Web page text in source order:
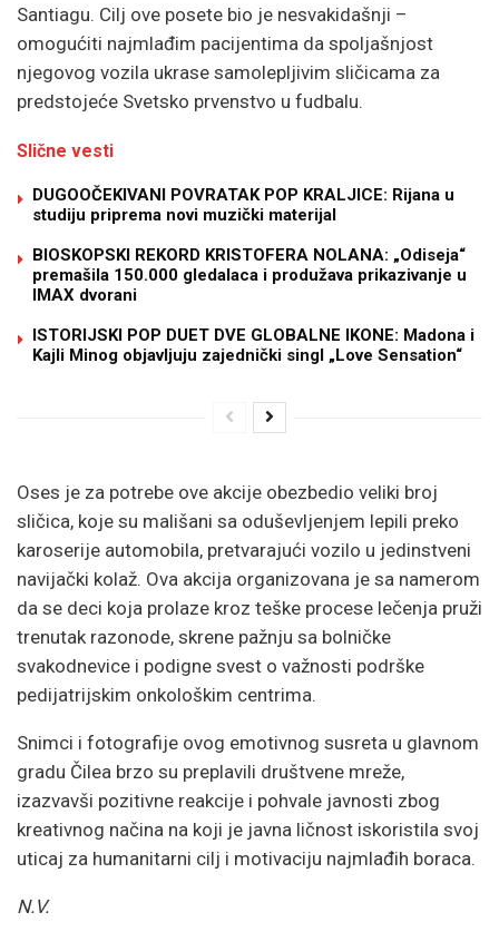
Santiagu. Cilj ove posete bio je nesvakidašnji –
omogućiti najmlađim pacijentima da spoljašnjost
njegovog vozila ukrase samolepljivim sličicama za
predstojeće Svetsko prvenstvo u fudbalu.
Slične vesti
DUGOOČEKIVANI POVRATAK POP KRALJICE: Rijana u
studiju priprema novi muzički materijal
BIOSKOPSKI REKORD KRISTOFERA NOLANA: „Odiseja“
premašila 150.000 gledalaca i produžava prikazivanje u
IMAX dvorani
ISTORIJSKI POP DUET DVE GLOBALNE IKONE: Madona i
Kajli Minog objavljuju zajednički singl „Love Sensation“
Oses je za potrebe ove akcije obezbedio veliki broj
sličica, koje su mališani sa oduševljenjem lepili preko
karoserije automobila, pretvarajući vozilo u jedinstveni
navijački kolaž. Ova akcija organizovana je sa namerom
da se deci koja prolaze kroz teške procese lečenja pruži
trenutak razonode, skrene pažnju sa bolničke
svakodnevice i podigne svest o važnosti podrške
pedijatrijskim onkološkim centrima.
Snimci i fotografije ovog emotivnog susreta u glavnom
gradu Čilea brzo su preplavili društvene mreže,
izazvavši pozitivne reakcije i pohvale javnosti zbog
kreativnog načina na koji je javna ličnost iskoristila svoj
uticaj za humanitarni cilj i motivaciju najmlađih boraca.
N.V.